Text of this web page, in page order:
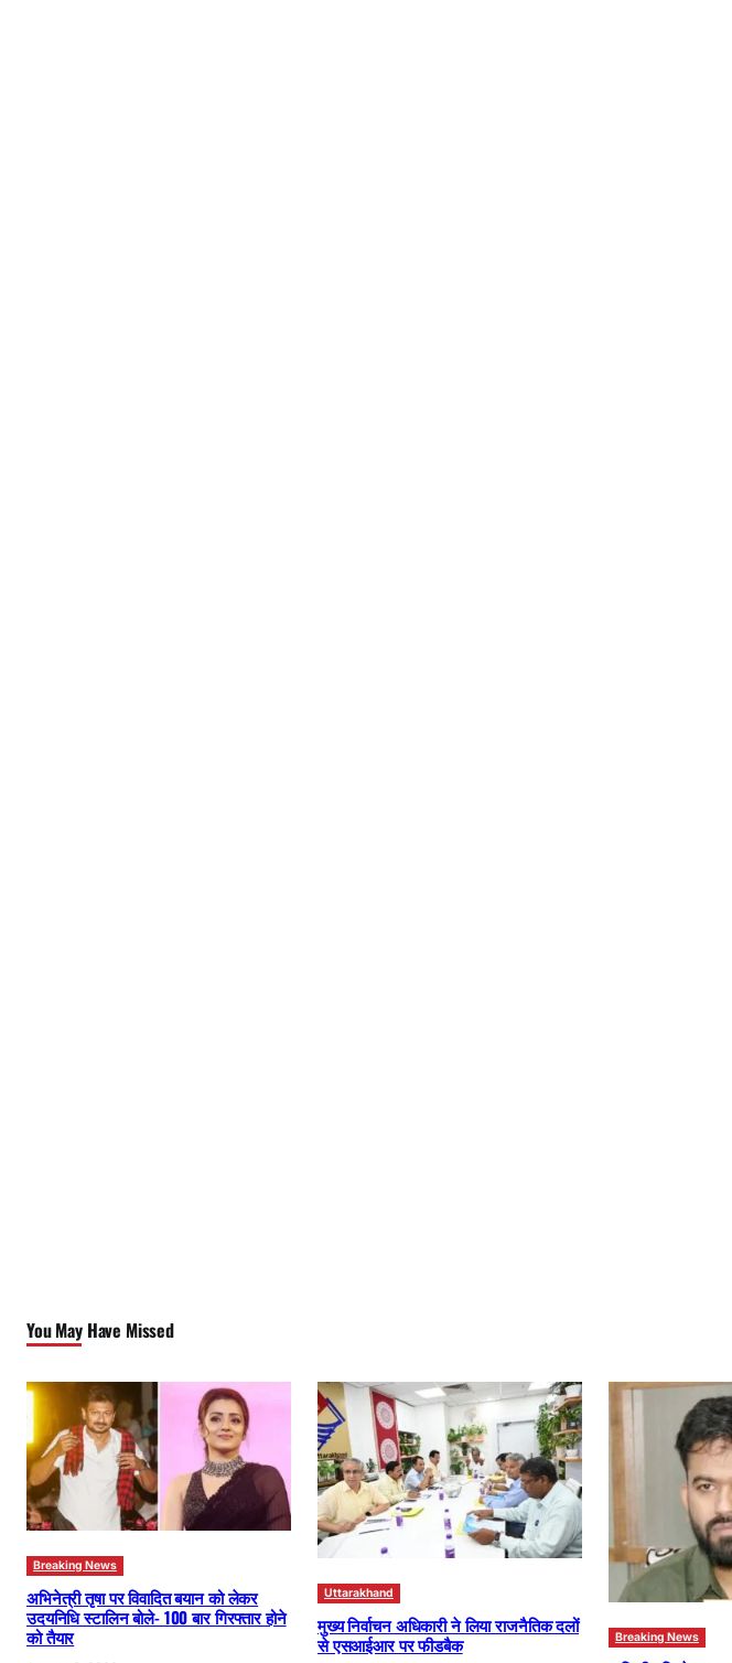
You May Have Missed
Breaking News
अभिनेत्री तृषा पर विवादित बयान को लेकर
उदयनिधि स्टालिन बोले- 100 बार गिरफ्तार होने
को तैयार
Uttarakhand
मुख्य निर्वाचन अधिकारी ने लिया राजनैतिक दलों
से एसआईआर पर फीडबैक
Breaking News